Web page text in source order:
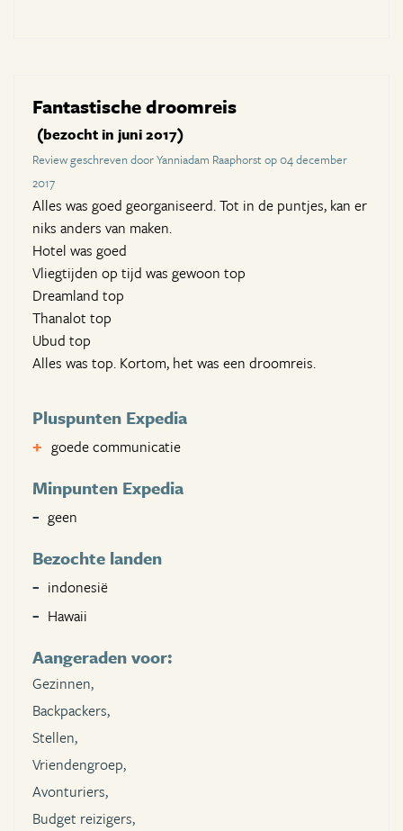
Fantastische droomreis
(bezocht in juni 2017)
Review geschreven door Yanniadam Raaphorst op 04 december
2017
Alles was goed georganiseerd. Tot in de puntjes, kan er
niks anders van maken.
Hotel was goed
Vliegtijden op tijd was gewoon top
Dreamland top
Thanalot top
Ubud top
Alles was top. Kortom, het was een droomreis.
Pluspunten Expedia
goede communicatie
Minpunten Expedia
geen
Bezochte landen
indonesië
Hawaii
Aangeraden voor:
Gezinnen,
Backpackers,
Stellen,
Vriendengroep,
Avonturiers,
Budget reizigers,